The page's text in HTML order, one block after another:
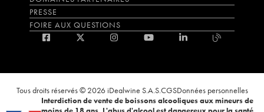
PRESSE
FOIRE AUX QUESTIONS
Tous droits réservés © 2026 iDealwine S.A.S.CGSDonnées personnelles
Interdiction de vente de boissons alcooliques aux mineurs de